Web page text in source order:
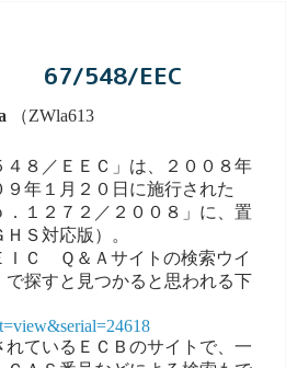
67/548/EEC
（ZWla613
４８／ＥＥＣ」は、２００８年
９年１月２０日に施行された
．１２７２／２００８」に、置
Ｓ対応版）。
ＩＣ Ｑ＆Ａサイトの検索ウイ
で探すと見つかると思われる下
ているＥＣＢのサイトで、一